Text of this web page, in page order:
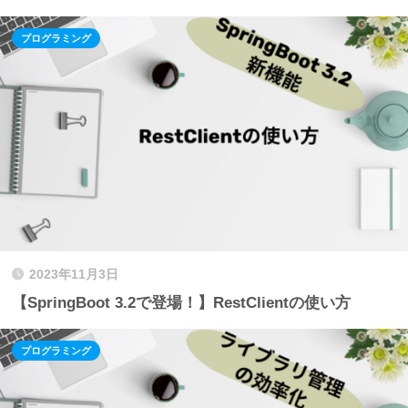
2023年11月3日
【SpringBoot 3.2で登場！】RestClientの使い方
プログラミング
プログラミング